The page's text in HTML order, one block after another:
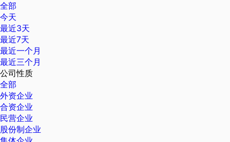
全部
今天
最近3天
最近7天
最近一个月
最近三个月
公司性质
全部
外资企业
合资企业
民营企业
股份制企业